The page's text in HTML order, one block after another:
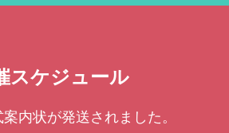
スケジュール
内状が発送されました。